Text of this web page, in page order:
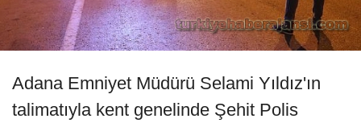
Adana Emniyet Müdürü Selami Yıldız'ın
talimatıyla kent genelinde Şehit Polis